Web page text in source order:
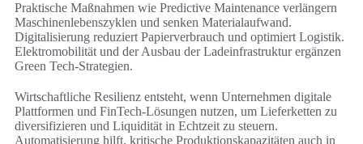
Praktische Maßnahmen wie Predictive Maintenance verlängern
Maschinenlebenszyklen und senken Materialaufwand.
Digitalisierung reduziert Papierverbrauch und optimiert Logistik.
Elektromobilität und der Ausbau der Ladeinfrastruktur ergänzen
Green Tech-Strategien.
Wirtschaftliche Resilienz entsteht, wenn Unternehmen digitale
Plattformen und FinTech-Lösungen nutzen, um Lieferketten zu
diversifizieren und Liquidität in Echtzeit zu steuern.
Automatisierung hilft, kritische Produktionskapazitäten auch in